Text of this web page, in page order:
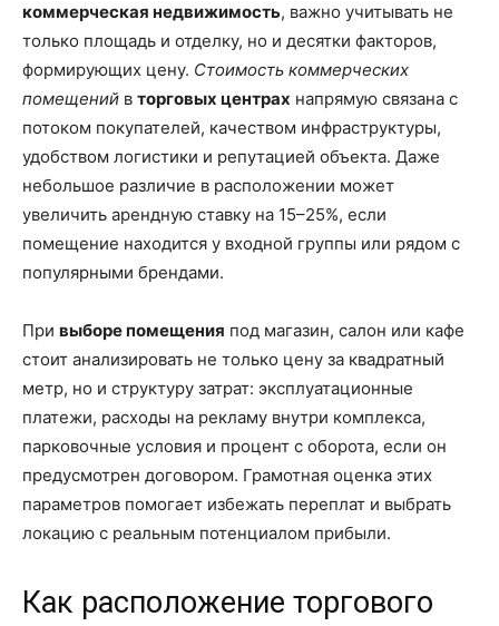
коммерческая недвижимость, важно учитывать не
только площадь и отделку, но и десятки факторов,
формирующих цену. Стоимость коммерческих
помещений в торговых центрах напрямую связана с
потоком покупателей, качеством инфраструктуры,
удобством логистики и репутацией объекта. Даже
небольшое различие в расположении может
увеличить арендную ставку на 15–25%, если
помещение находится у входной группы или рядом с
популярными брендами.
При выборе помещения под магазин, салон или кафе
стоит анализировать не только цену за квадратный
метр, но и структуру затрат: эксплуатационные
платежи, расходы на рекламу внутри комплекса,
парковочные условия и процент с оборота, если он
предусмотрен договором. Грамотная оценка этих
параметров помогает избежать переплат и выбрать
локацию с реальным потенциалом прибыли.
Как расположение торгового